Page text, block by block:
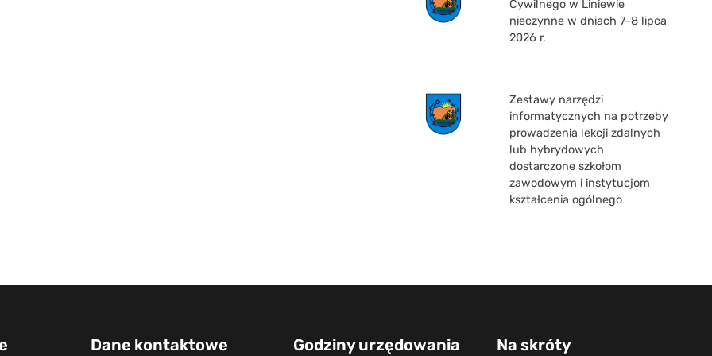
Cywilnego w Liniewie
nieczynne w dniach 7–8 lipca
2026 r.
Zestawy narzędzi
informatycznych na potrzeby
prowadzenia lekcji zdalnych
lub hybrydowych
dostarczone szkołom
zawodowym i instytucjom
kształcenia ogólnego
Dane kontaktowe Godziny urzędowania Na skróty